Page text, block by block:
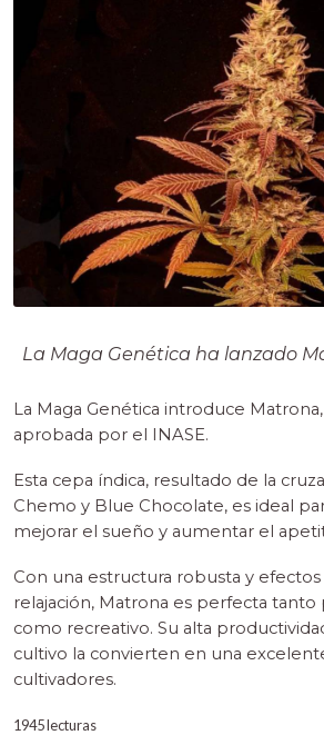
La Maga Genética ha lanzado
La Maga Genética introduce
aprobada por el INASE.
Esta cepa índica, resultado de la
Chemo y Blue Chocolate, es ideal
mejorar el sueño y aumentar el
Con una estructura robusta y
relajación, Matrona es perfecta tanto
como recreativo. Su alta
cultivo la convierten en una
cultivadores.
1945 lecturas